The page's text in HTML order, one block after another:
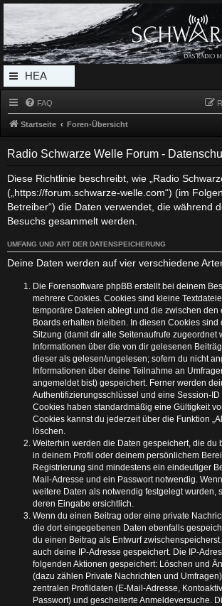
Radio Schwarze Welle Forum
Das Radio mit den Besten Dunklen Liedern
HEA
DERL
MEN
U
FAQ
Startseite Foren-Übersicht
Radio Schwarze Welle Forum -
Diese Richtlinie beschreibt, wie „Radio
(„https://forum.schwarze-welle.com“) (im
Betreiber“) die Daten verwendet, die während
Besuchs gesammelt werden.
UMFANG UND ART DER DATENSPEICHERUNG
Deine Daten werden auf vier verschiedene
Die Forensoftware phpBB erstellt bei deinem
mehrere Cookies. Cookies sind kleine
temporäre Dateien ablegt und die zwischen den
Boards erhalten bleiben. In diesen Cookies sind
Sitzung (damit dir alle Seitenaufrufe zugeordnet
Informationen über die von dir gelesenen
dieser als gelesen/ungelesen; sofern du nicht
Informationen über deine Teilnahme an
angemeldet bist) gespeichert. Ferner werden
Authentifizierungsschlüssel und eine Session-
Cookies haben standardmäßig eine Gültigkeit
Cookies kannst du jederzeit über die Funktion
löschen.
Weiterhin werden die Daten gespeichert, die du
in deinem Profil oder deinem persönlichem
Registrierung sind mindestens ein eindeutiger
Mail-Adresse und ein Passwort notwendig.
weitere Daten als notwendig festgelegt wurden,
deren Eingabe ersichtlich.
Wenn du einen Beitrag oder eine private
die dort eingegebenen Daten ebenfalls
du einen Beitrag als Entwurf
auch deine IP-Adresse gespeichert. Die IP-
folgenden Aktionen gespeichert: Löschen und
(dazu zählen Private Nachrichten und
zentralen Profildaten (E-Mail-Adresse,
Passwort) und gescheiterte Anmeldeversuche.